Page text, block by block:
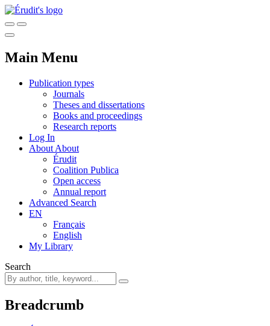
Main Menu
Publication types
Journals
Theses and dissertations
Books and proceedings
Research reports
Log In
About About
Érudit
Coalition Publica
Open access
Annual report
Advanced Search
EN
Français
English
My Library
Search
Breadcrumb